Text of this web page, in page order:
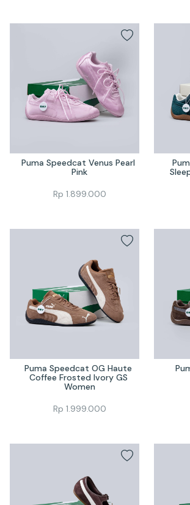
Puma Speedcat Venus Pearl
Pink
Rp 1.899.000
Puma Speedcat OG Haute
Coffee Frosted Ivory GS
Women
Rp 1.999.000